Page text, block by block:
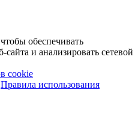
обеспечивать
и анализировать сетевой
cookie
Правила использования